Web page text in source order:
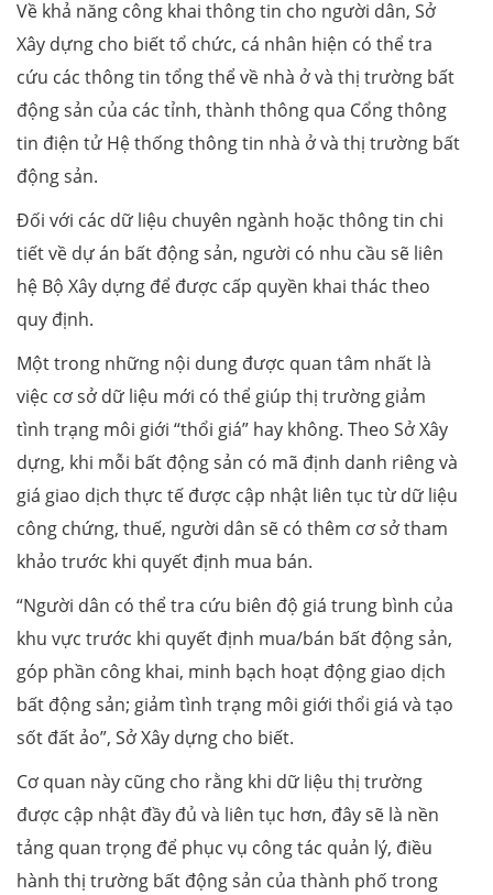
Về khả năng công khai thông tin cho người dân, Sở
Xây dựng cho biết tổ chức, cá nhân hiện có thể tra
cứu các thông tin tổng thể về nhà ở và thị trường bất
động sản của các tỉnh, thành thông qua Cổng thông
tin điện tử Hệ thống thông tin nhà ở và thị trường bất
động sản.
Đối với các dữ liệu chuyên ngành hoặc thông tin chi
tiết về dự án bất động sản, người có nhu cầu sẽ liên
hệ Bộ Xây dựng để được cấp quyền khai thác theo
quy định.
Một trong những nội dung được quan tâm nhất là
việc cơ sở dữ liệu mới có thể giúp thị trường giảm
tình trạng môi giới “thổi giá” hay không. Theo Sở Xây
dựng, khi mỗi bất động sản có mã định danh riêng và
giá giao dịch thực tế được cập nhật liên tục từ dữ liệu
công chứng, thuế, người dân sẽ có thêm cơ sở tham
khảo trước khi quyết định mua bán.
“Người dân có thể tra cứu biên độ giá trung bình của
khu vực trước khi quyết định mua/bán bất động sản,
góp phần công khai, minh bạch hoạt động giao dịch
bất động sản; giảm tình trạng môi giới thổi giá và tạo
sốt đất ảo”, Sở Xây dựng cho biết.
Cơ quan này cũng cho rằng khi dữ liệu thị trường
được cập nhật đầy đủ và liên tục hơn, đây sẽ là nền
tảng quan trọng để phục vụ công tác quản lý, điều
hành thị trường bất động sản của thành phố trong